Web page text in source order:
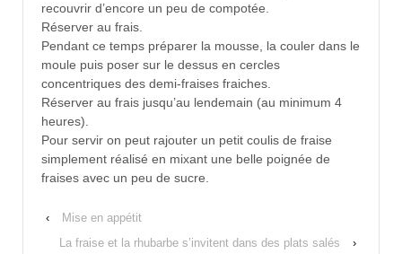
recouvrir d’encore un peu de compotée.
Réserver au frais.
Pendant ce temps préparer la mousse, la couler dans le
moule puis poser sur le dessus en cercles
concentriques des demi-fraises fraiches.
Réserver au frais jusqu’au lendemain (au minimum 4
heures).
Pour servir on peut rajouter un petit coulis de fraise
simplement réalisé en mixant une belle poignée de
fraises avec un peu de sucre.
‹
Mise en appétit
La fraise et la rhubarbe s’invitent dans des plats salés
›